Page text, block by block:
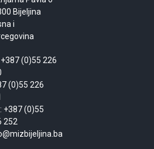
Bijeljina
i
(0)55 226
(0)55 226
+387 (0)55
252